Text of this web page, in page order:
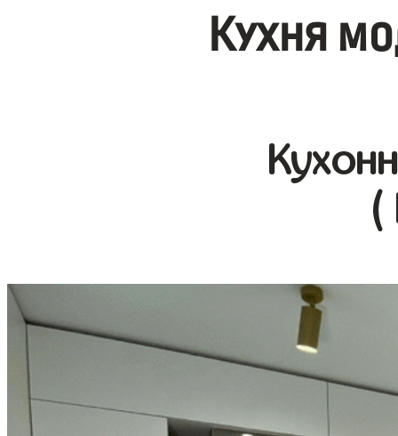
Кухня
(